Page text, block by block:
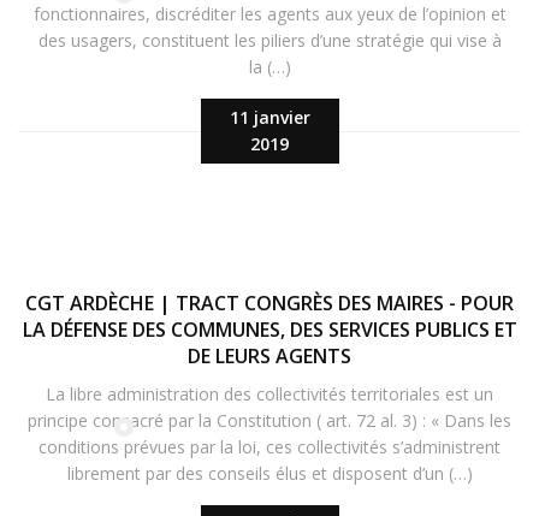
11 janvier
2019
fonctionnaires, discréditer les agents aux yeux de l’opinion et
des usagers, constituent les piliers d’une stratégie qui vise à
la (…)
CGT ARDÈCHE | TRACT CONGRÈS DES MAIRES - POUR
LA DÉFENSE DES COMMUNES, DES SERVICES PUBLICS ET
DE LEURS AGENTS
La libre administration des collectivités territoriales est un
principe consacré par la Constitution ( art. 72 al. 3) : « Dans les
conditions prévues par la loi, ces collectivités s’administrent
librement par des conseils élus et disposent d’un (…)